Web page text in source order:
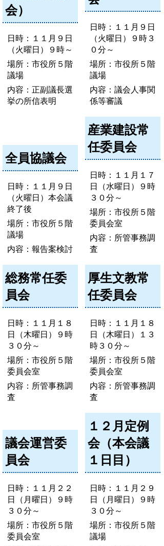
会）
日時：１１月９日
（火曜日）９時～
場所：市役所５階
議場
内容：正副議長選
挙の所信表明
日時：１１月９日
（火曜日）９時３
０分～
場所：市役所５階
議場
内容：議会人事関
係等審議
全員協議会
日時：１１月９日
（火曜日）本会議
終了後
場所：市役所５階
議場
内容：報告案検討
産業建設常
任委員会
日時：１１月１７
日（水曜日）９時
３０分～
場所：市役所５階
委員会室
内容：所管事務調
査
総務常任委
員会
日時：１１月１８
日（木曜日）９時
３０分～
場所：市役所５階
委員会室
内容：所管事務調
査
厚生文教常
任委員会
日時：１１月１８
日（木曜日）１３
時３０分～
場所：市役所５階
委員会室
内容：所管事務調
査
議会運営委
員会
日時：１１月２２
日（月曜日）９時
３０分～
場所：市役所５階
委員会室
１２月定例
会（本会議
１日目）
日時：１１月２９
日（月曜日）９時
３０分～
場所：市役所５階
議場